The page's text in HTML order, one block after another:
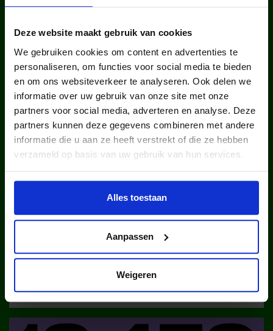
Deze website maakt gebruik van cookies
We gebruiken cookies om content en advertenties te
personaliseren, om functies voor social media te bieden
en om ons websiteverkeer te analyseren. Ook delen we
informatie over uw gebruik van onze site met onze
partners voor social media, adverteren en analyse. Deze
partners kunnen deze gegevens combineren met andere
informatie die u aan ze heeft verstrekt of die ze hebben
verzameld op basis van uw gebruik van hun services.
Alles toestaan
Aanpassen
Weigeren
WIST JE DAT IN
NEDERLAND?
kinderen en jongeren werden in
2025 via ons lid van een club.
kinderen en jongeren werden in